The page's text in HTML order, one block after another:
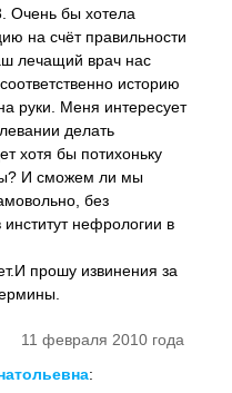
Очень бы хотела
на счёт правильности
лечащий врач нас
историю
руки. Меня интересует
делать
хотя бы потихоньку
И сможем ли мы
без
нефрологии в
прошу извинения за
11 февраля 2010 года
: